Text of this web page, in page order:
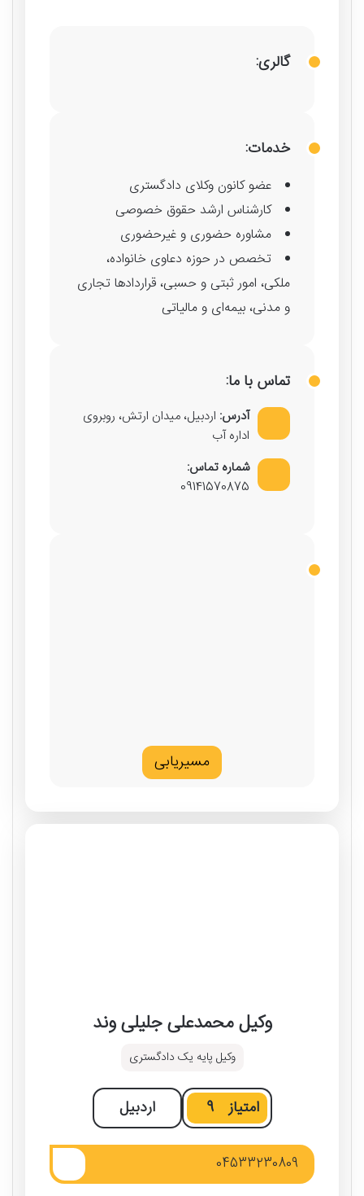
خدمات:
عضو کانون وکلای دادگستری
کارشناس ارشد حقوق خصوصی
مشاوره حضوری و غیرحضوری
تخصص در حوزه دعاوی خانواده،
ملکی، امور ثبتی و حسبی، قراردادها تجاری
و مدنی، بیمه‌ای و مالیاتی
تماس با ما:
آدرس: اردبیل، میدان ارتش، روبروی
اداره آب
شماره تماس:
09141570875
مسیریابی
گالری:
وکیل محمدعلی جلیلی وند
وکیل پایه یک دادگستری
امتیاز 9 اردبیل
04533230809